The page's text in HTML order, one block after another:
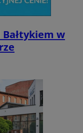
w